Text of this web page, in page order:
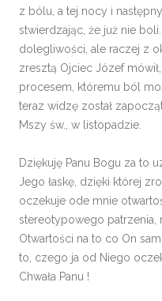
z bólu, a tej nocy i
stwierdzając, że już nie
dolegliwości, ale raczej z
zresztą Ojciec Józef
procesem, któremu ból
teraz widzę został
Mszy św., w listopadzie.
Dziękuję Panu Bogu za to
Jego łaskę, dzięki której
oczekuje ode mnie
stereotypowego patrzenia,
Otwartości na to co On
to, czego ja od Niego
Chwała Panu !